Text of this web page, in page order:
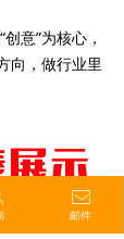
意”为核心，
向，做行业里
ꂘ
邮件